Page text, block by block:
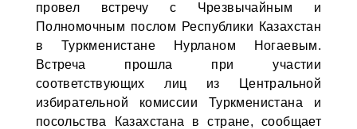
провел встречу с Чрезвычайным и
Полномочным послом Республики Казахстан
в Туркменистане Нурланом Ногаевым.
Встреча прошла при участии
соответствующих лиц из Центральной
избирательной комиссии Туркменистана и
посольства Казахстана в стране, сообщает